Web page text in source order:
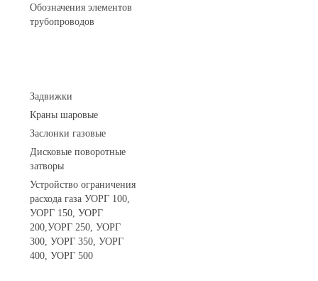
Обозначения элементов
трубопроводов
Задвижки
Краны шаровые
Заслонки газовые
Дисковые поворотные
затворы
Устройство ограничения
расхода газа УОРГ 100,
УОРГ 150, УОРГ
200,УОРГ 250, УОРГ
300, УОРГ 350, УОРГ
400, УОРГ 500